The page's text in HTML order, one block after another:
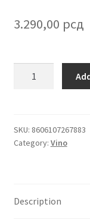
FAQ
Igračke
Cvece
Destilati
3.290,00 рсд
1,5l
roze
quantity
SKU: 8606107267883
Category: Vino
Description